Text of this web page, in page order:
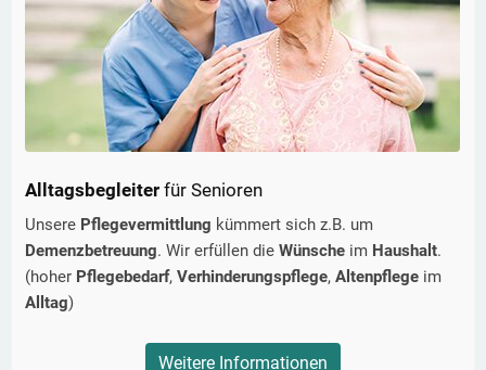
Alltagsbegleiter für Senioren
Unsere Pflegevermittlung kümmert sich z.B. um
Demenzbetreuung. Wir erfüllen die Wünsche im Haushalt.
(hoher Pflegebedarf, Verhinderungspflege, Altenpflege im
Alltag)
Weitere Informationen